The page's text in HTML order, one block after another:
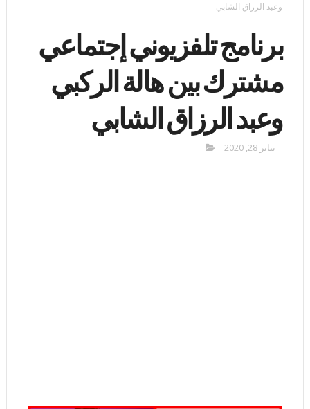
وعبد الرزاق الشابي
برنامج تلفزيوني إجتماعي
مشترك بين هالة الركبي
وعبد الرزاق الشابي
يناير 28, 2020